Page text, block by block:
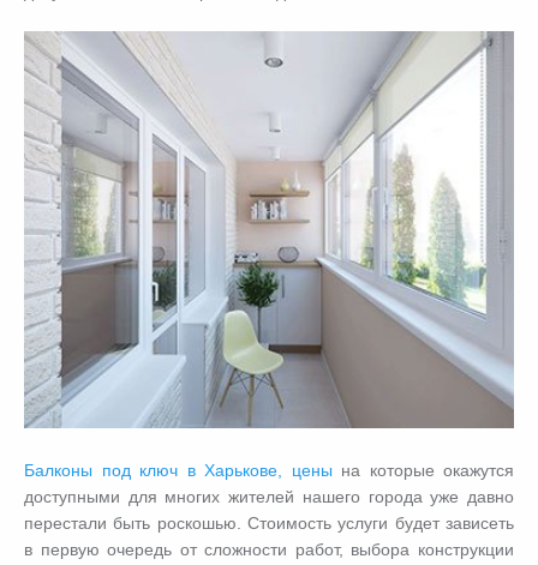
Балконы под ключ в Харькове, цены на которые окажутся
доступными для многих жителей нашего города уже давно
перестали быть роскошью. Стоимость услуги будет зависеть
в первую очередь от сложности работ, выбора конструкции